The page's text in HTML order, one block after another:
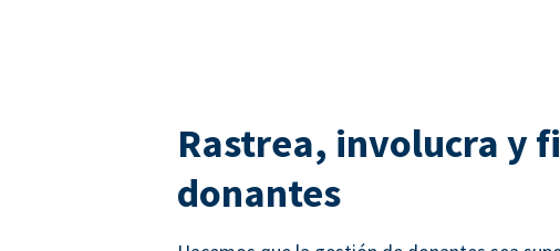
Rastrea, involucra y
donantes